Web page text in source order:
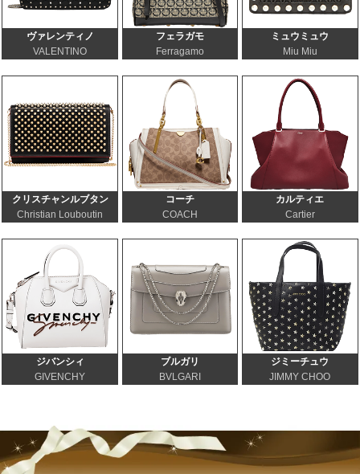
ヴァレンティノ
VALENTINO
フェラガモ
Ferragamo
ミュウミュウ
Miu Miu
クリスチャンルブタン
Christian Louboutin
コーチ
COACH
カルティエ
Cartier
ジバンシィ
GIVENCHY
ブルガリ
BVLGARI
ジミーチュウ
JIMMY CHOO